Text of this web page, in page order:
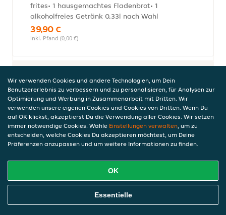
frites• 1 hausgemachtes Fladenbrot• 1
alkoholfreies Getränk 0,33l nach Wahl
39,90 €
inkl. Pfand (0,00 €)
Fingerfood
Chicken Nuggets
8,50 €
Chili-Cheese Nuggets
8,00 €
Online Essen Bestellen
Wir verwenden Cookies und andere Technologien, um Dein
Benutzererlebnis zu verbessern und zu personalisieren, für Analysen zur
Optimierung und Werbung in Zusammenarbeit mit Dritten. Wir
verwenden unsere eigenen Cookies und Cookies von Dritten. Wenn Du
auf OK klickst, akzeptierst Du die Verwendung aller Cookies. Wir setzen
immer notwendige Cookies. Wähle Einstellungen verwalten, um zu
entscheiden, welche Cookies Du akzeptieren möchtest, um Deine
Präferenzen anzupassen und um weitere Informationen zu finden.
OK
Essentielle